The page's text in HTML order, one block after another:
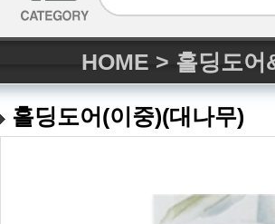
HOME > 홀딩도어
홀딩도어(이중)(대나무)